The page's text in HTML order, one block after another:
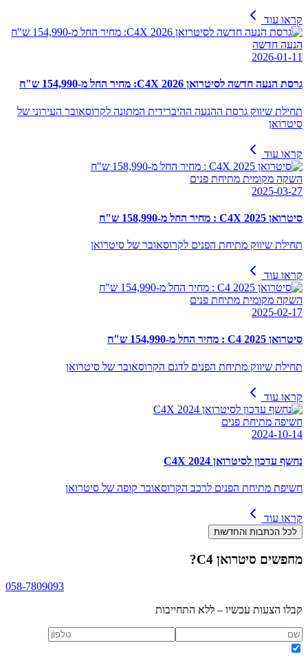
קראו עוד
הנעה חדשה
2026-01-11
גרסת הנעה חדשה לסיטרואן 2026 C4X: מחיר החל מ-154,990 ש"ח
תחילת שיווק גרסת ההנעה ההיברידית המתונה לקרוסאובר העירוני של
סיטרואן
קראו עוד
השקה מקומית מתיחת פנים
2025-03-27
סיטרואן C4X 2025 : מחיר החל מ-158,990 ש"ח
תחילת שיווק מתיחת הפנים לקרוסאובר של סיטרואן
קראו עוד
השקה מקומית מתיחת פנים
2025-02-17
סיטרואן C4 2025 : מחיר החל מ-154,990 ש"ח
תחילת שיווק מתיחת הפנים לדגם הקרוסאובר של סיטרואן
קראו עוד
חשיפה מתיחת פנים
2024-10-14
נחשף עדכון לסיטרואן C4X 2024
חשיפת מתיחת הפנים לרכב הקרוסאובר קופה של סיטרואן
קראו עוד
לכל הכתבות והחדשות
מחפשים סיטרואן C4 ?
058-7809093
קבלו הצעות עכשיו – ללא התחייבות